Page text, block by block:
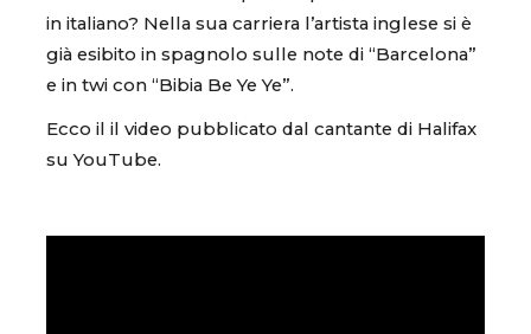
in italiano? Nella sua carriera l’artista inglese si è
già esibito in spagnolo sulle note di “Barcelona”
e in twi con “Bibia Be Ye Ye”.
Ecco il il video pubblicato dal cantante di Halifax
su YouTube.